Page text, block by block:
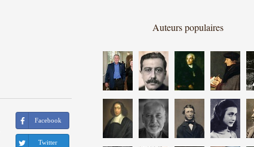
Facebook
Twitter
Auteurs populaires